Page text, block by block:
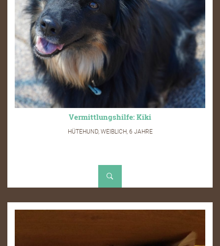
Vermittlungshilfe: Kiki
HÜTEHUND, WEIBLICH, 6 JAHRE